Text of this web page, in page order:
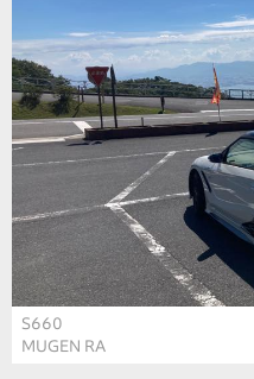
S660
MUGEN RA